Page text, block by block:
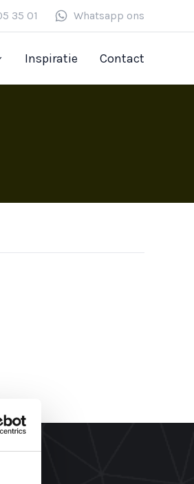
35 01 Whatsapp ons
Inspiratie Contact